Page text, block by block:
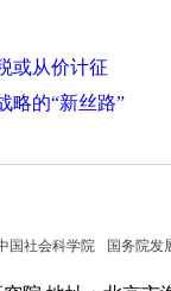
或从价计征
略的“新丝路”
国社会科学院 国务院发